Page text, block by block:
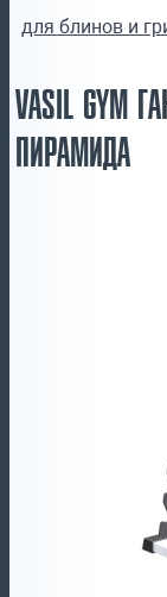
для блинов и
VASIL GYM
ПИРАМИДА